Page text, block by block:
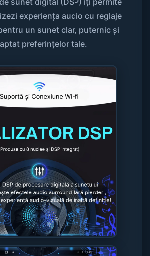
experiența audio cu reglaje
un sunet clar, puternic și
preferințelor tale.